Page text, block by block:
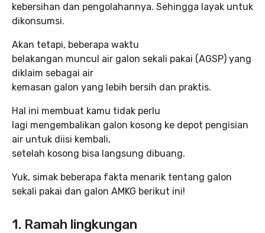
kebersihan dan pengolahannya. Sehingga layak untuk
dikonsumsi.
Akan tetapi, beberapa waktu
belakangan muncul air galon sekali pakai (AGSP) yang
diklaim sebagai air
kemasan galon yang lebih bersih dan praktis.
Hal ini membuat kamu tidak perlu
lagi mengembalikan galon kosong ke depot pengisian
air untuk diisi kembali,
setelah kosong bisa langsung dibuang.
Yuk, simak beberapa fakta menarik tentang galon
sekali pakai dan galon AMKG berikut ini!
1. Ramah lingkungan